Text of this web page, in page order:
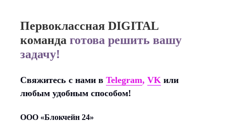
Первоклассная DIGITAL
команда готова решить вашу
задачу!
Свяжитесь с нами в Telegram, VK или
любым удобным способом!
ООО «Блокчейн 24»